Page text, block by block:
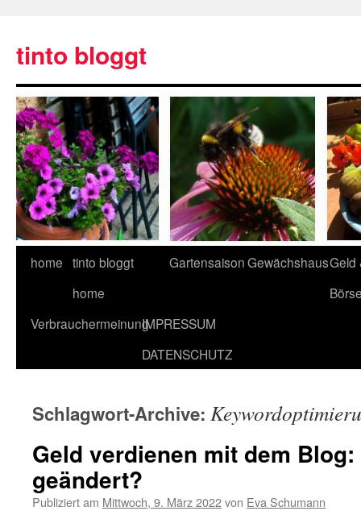
tinto bloggt
home tinto bloggt
home
GartensaisonGewächshausGeld
VerbrauchermeinungIMPRESSUM
DATENSCHUTZ
Schlagwort-Archive:
Geld verdienen mit dem
geändert?
Publiziert am Mittwoch, 9. März 2022von Eva Schumann